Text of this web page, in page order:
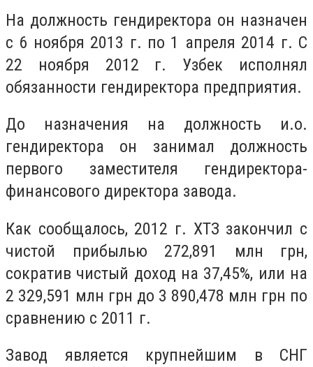
На должность гендиректора он назначен
с 6 ноября 2013 г. по 1 апреля 2014 г. С
22 ноября 2012 г. Узбек исполнял
обязанности гендиректора предприятия.
До назначения на должность и.о.
гендиректора он занимал должность
первого заместителя гендиректора-
финансового директора завода.
Как сообщалось, 2012 г. ХТЗ закончил с
чистой прибылью 272,891 млн грн,
сократив чистый доход на 37,45%, или на
2 329,591 млн грн до 3 890,478 млн грн по
сравнению с 2011 г.
Завод является крупнейшим в СНГ